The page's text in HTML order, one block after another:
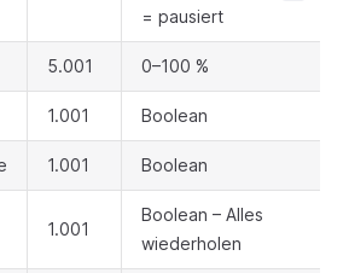
= pausiert
5.001 0–100 %
1.001 Boolean
1.001 Boolean
1.001
Boolean – Alles
wiederholen